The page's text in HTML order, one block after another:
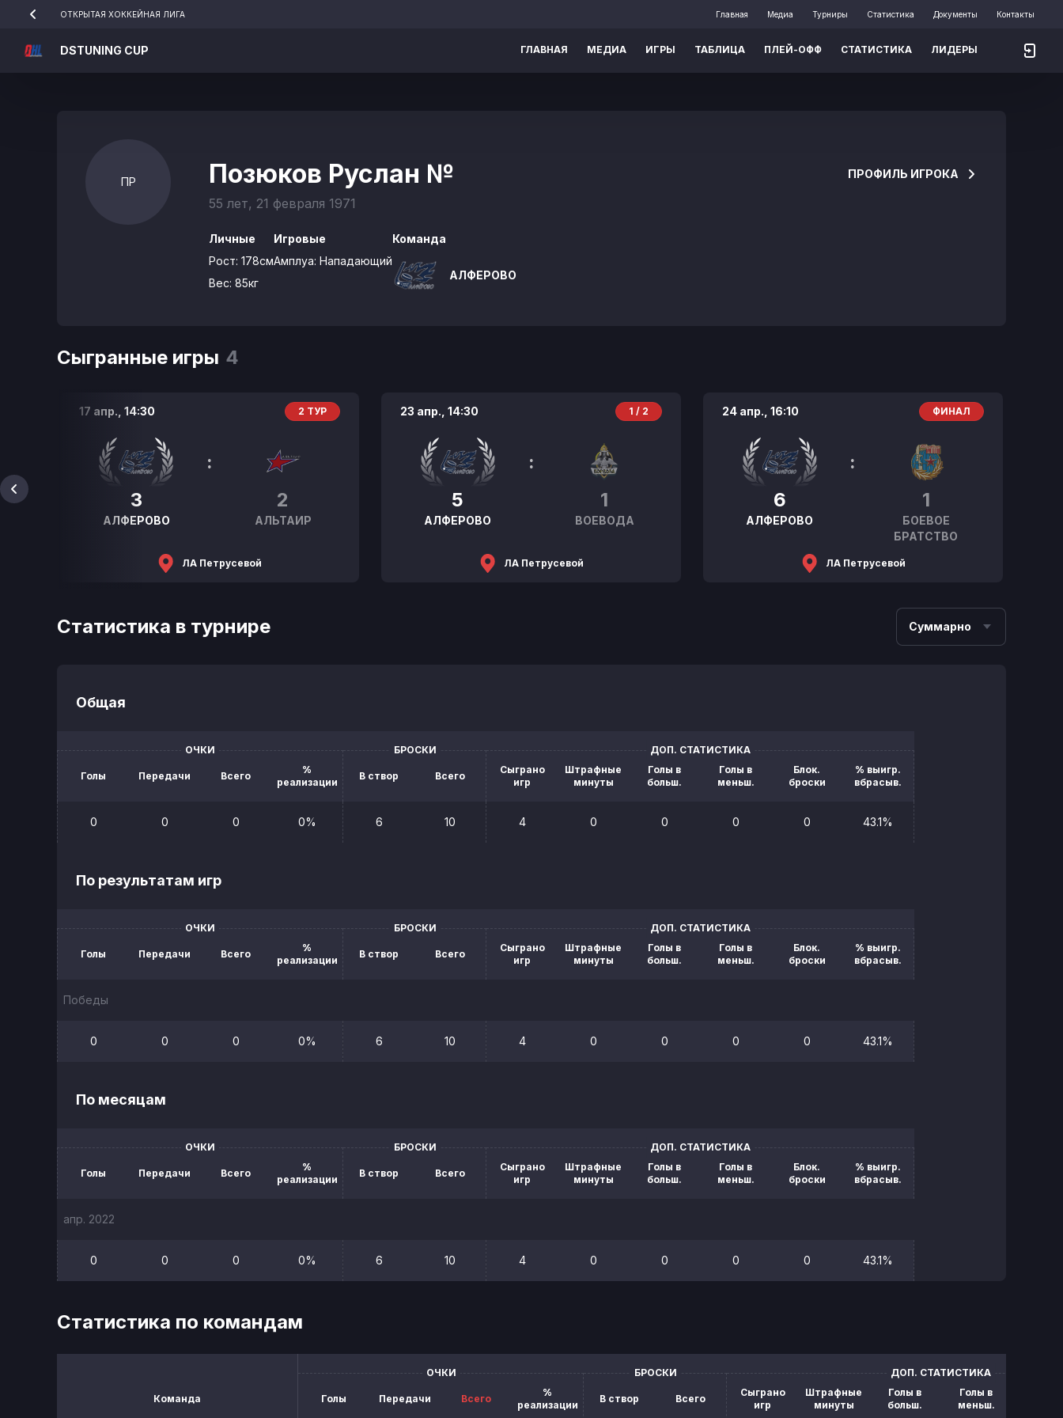
ОТКРЫТАЯ ХОККЕЙНАЯ ЛИГА Главная Медиа Турниры Статистика Документы Контакты
DSTUNING CUP ГЛАВНАЯ МЕДИА ИГРЫ ТАБЛИЦА ПЛЕЙ-ОФФ СТАТИСТИКА ЛИДЕРЫ
ПР Позюков Руслан № ПРОФИЛЬ ИГРОКА
55 лет, 21 февраля 1971
Личные
Рост: 178см
Вес: 85кг
Игровые
Амплуа: Нападающий
Команда
АЛФЕРОВО
Сыгранные игры 4
17 апр., 14:30 2 ТУР
3
АЛФЕРОВО
:
2
АЛЬТАИР
ЛА Петрусевой
23 апр.,14:30 1 / 2
5
АЛФЕРОВО
:
1
ВОЕВОДА
ЛА Петрусевой
24 апр., 16:10 ФИНАЛ
6
АЛФЕРОВО
:
1
БОЕВОЕ
БРАТСТВО
ЛА Петрусевой
Статистика в турнире Суммарно
Общая
ОЧКИ
Голы Передачи Всего
%
реализации
БРОСКИ
В створ Всего
ДОП. СТАТИСТИКА
Сыграно
игр
Штрафные
минуты
Голы в
больш.
Голы в
меньш.
Блок.
броски
% выигр.
вбрасыв.
0 0 0 0% 6 10 4 0 0 0 0 43.1%
По результатам игр
ОЧКИ
Голы Передачи Всего
%
реализации
БРОСКИ
В створ Всего
ДОП. СТАТИСТИКА
Сыграно
игр
Штрафные
минуты
Голы в
больш.
Голы в
меньш.
Блок.
броски
% выигр.
вбрасыв.
Победы
0 0 0 0% 6 10 4 0 0 0 0 43.1%
По месяцам
ОЧКИ
Голы Передачи Всего
%
реализации
БРОСКИ
В створ Всего
ДОП. СТАТИСТИКА
Сыграно
игр
Штрафные
минуты
Голы в
больш.
Голы в
меньш.
Блок.
броски
% выигр.
вбрасыв.
апр. 2022
0 0 0 0% 6 10 4 0 0 0 0 43.1%
Статистика по командам
Команда
ОЧКИ
Голы Передачи Всего
%
реализации
БРОСКИ
В створ Всего
ДОП. СТАТИСТИКА
Сыграно
игр
Штрафные
минуты
Голы в
больш.
Голы в
меньш.